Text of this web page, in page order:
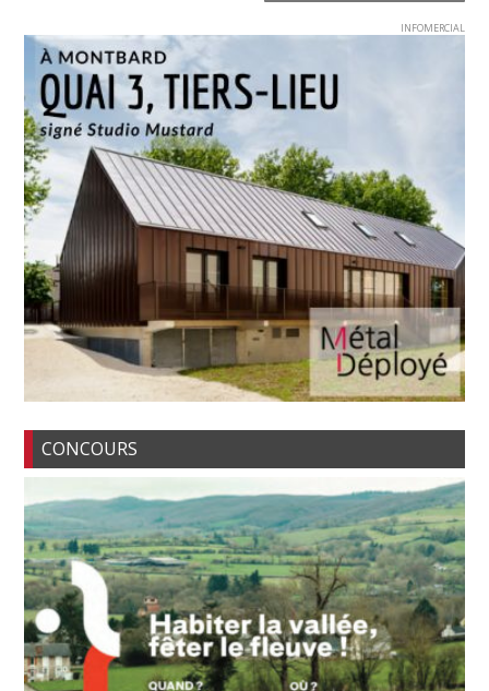
INFOMERCIAL
CONCOURS